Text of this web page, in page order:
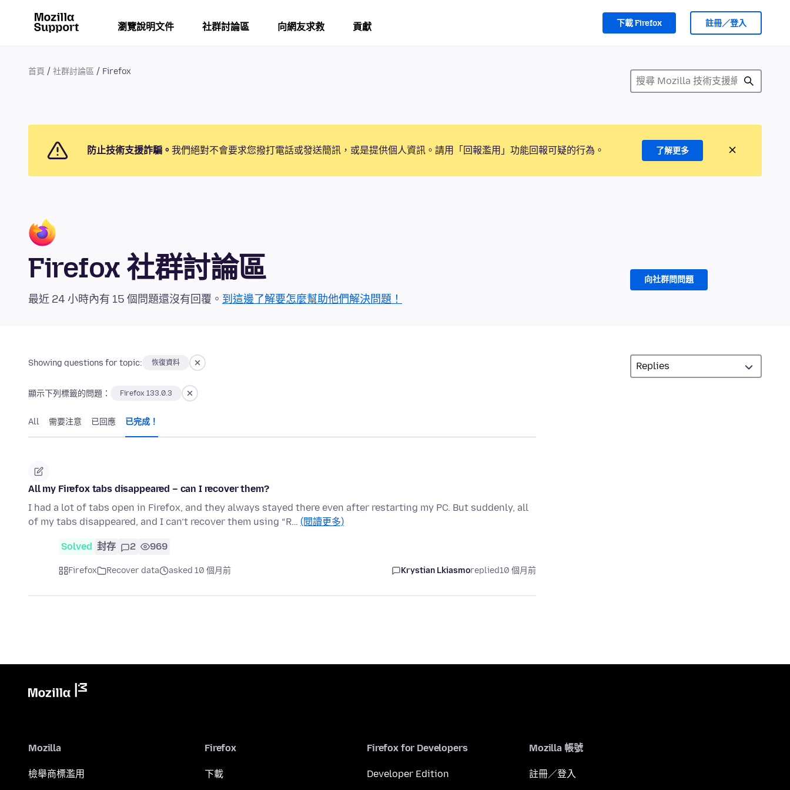
瀏覽說明文件 社群討論區 向網友求救 貢獻 下載 Firefox 註冊／登入
首頁 社群討論區 Firefox
防止技術支援詐騙。 我們絕對不會要求您撥打電話或發送簡訊，或是提供個人資訊。請用「回報濫用」功能回報可疑的行為。 了解更多
Firefox 社群討論區
最近 24 小時內有 15 個問題還沒有回覆。 到這邊了解要怎麼幫助他們解決問題！
向社群問問題
Showing questions for topic: 恢復資料
顯示下列標籤的問題： Firefox 133.0.3
All 需要注意 已回應 已完成！
All my Firefox tabs disappeared – can I recover them?
I had a lot of tabs open in Firefox, and they always stayed there even after restarting my PC. But suddenly, all
of my tabs disappeared, and I can’t recover them using “R… (閱讀更多)
Solved 封存 2 969
Firefox Recover data asked 10 個月前 Krystian Lkiasmoreplied10 個月前
Mozilla
檢舉商標濫用
Firefox
下載
Firefox for Developers
Developer Edition
Mozilla 帳號
註冊／登入